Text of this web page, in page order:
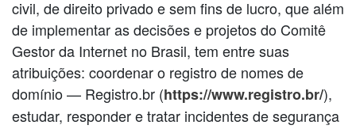
civil, de direito privado e sem fins de lucro, que além
de implementar as decisões e projetos do Comitê
Gestor da Internet no Brasil, tem entre suas
atribuições: coordenar o registro de nomes de
domínio — Registro.br (https://www.registro.br/),
estudar, responder e tratar incidentes de segurança